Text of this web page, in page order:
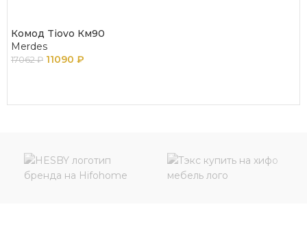
Комод Tiovo Км90
Merdes
17062₽ 11090 ₽